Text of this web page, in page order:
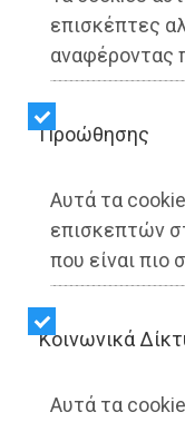
επισκέπτες
αναφέροντας
Προώθησης
Αυτά τα
επισκεπτών
που είναι πιο
Kοινωνικά
Αυτά τα